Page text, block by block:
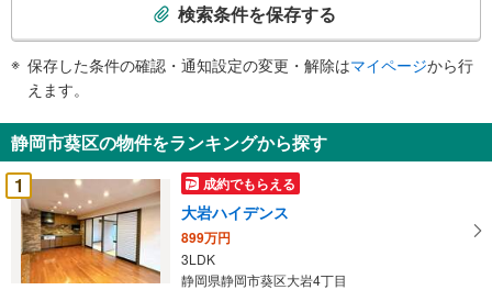
知
を
受
け
取
る
・
検索条件を保存する
保存した条件の確認・通知設定の変更・解除はマイページから行
えます。
静岡市葵区の物件をランキングから探す
1
成約でもらえる
大岩ハイデンス
899万円
3LDK
静岡県静岡市葵区大岩4丁目